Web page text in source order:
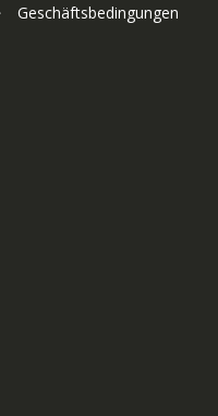
Geschäftsbedingungen